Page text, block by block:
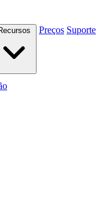
Preços Suporte